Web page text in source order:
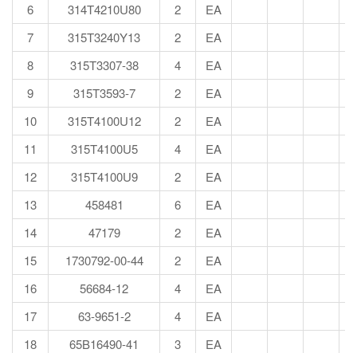
6
314T4210U80 2
EA
7
315T3240Y13 2
EA
8
315T3307-38 4
EA
9
315T3593-7 2
EA
10
315T4100U12 2
EA
11
315T4100U5 4
EA
12
315T4100U9 2
EA
13
458481 6
EA
14
47179 2
EA
15
1730792-00-44 2
EA
16
56684-12 4
EA
17
63-9651-2 4
EA
18
65B16490-41 3
EA